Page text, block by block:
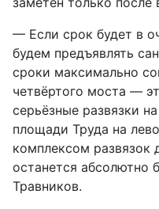
— Если срок будет в
будем предъявлять
сроки максимально
четвёртого моста —
серьёзные развязки
площади Труда на
комплексом развязок
останется абсолютно
Травников.